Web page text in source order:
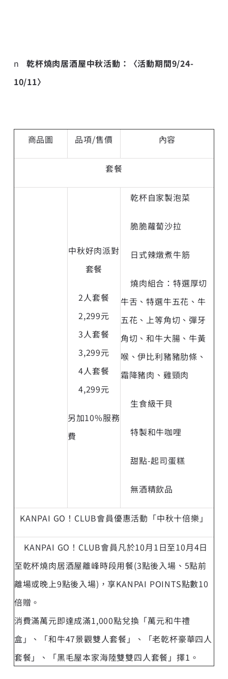
n乾杯燒肉居酒屋中秋活動：〈活動期間9/24-
10/11〉
商品圖 品項/售價 內容
套餐
中秋好肉派對
套餐
2人套餐
2,299元
3人套餐
3,299元
4人套餐
4,299元
另加10%服務
費
乾杯自家製泡菜
脆脆蘿蔔沙拉
日式辣燉煮牛筋
燒肉組合：特選厚切
牛舌、特選牛五花、牛
五花、上等角切、彈牙
角切、和牛大腸、牛黃
喉、伊比利豬豬肋條、
霜降豬肉、雞頸肉
生食級干貝
特製和牛咖哩
甜點-起司蛋糕
無酒精飲品
KANPAI GO！CLUB會員優惠活動「中秋十倍樂」
KANPAI GO！CLUB會員凡於10月1日至10月4日
至乾杯燒肉居酒屋離峰時段用餐(3點後入場、5點前
離場或晚上9點後入場)，享KANPAI POINTS點數10
倍贈。
消費滿萬元即達成滿1,000點兌換「萬元和牛禮
盒」、「和牛47景觀雙人套餐」、「老乾杯豪華四人
套餐」、「黑毛屋本家海陸雙雙四人套餐」擇1。